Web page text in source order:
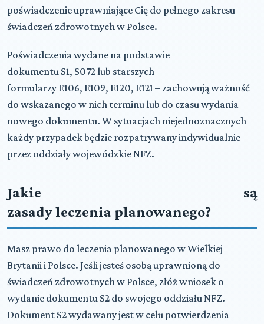
poświadczenie uprawniające Cię do pełnego zakresu
świadczeń zdrowotnych w Polsce.
Poświadczenia wydane na podstawie
dokumentu S1, S072lub starszych
formularzy E106, E109, E120, E121 – zachowują ważność
do wskazanego w nich terminu lub do czasu wydania
nowego dokumentu. W sytuacjach niejednoznacznych
każdy przypadek będzie rozpatrywany indywidualnie
przez oddziały wojewódzkieNFZ.
Jakie są
zasady leczenia planowanego?
Masz prawo do leczenia planowanego w Wielkiej
Brytanii i Polsce. Jeśli jesteś osobą uprawnioną do
świadczeń zdrowotnych w Polsce, złóż wniosek o
wydanie dokumentu S2 do swojego oddziału NFZ.
Dokument S2wydawany jest w celu potwierdzenia